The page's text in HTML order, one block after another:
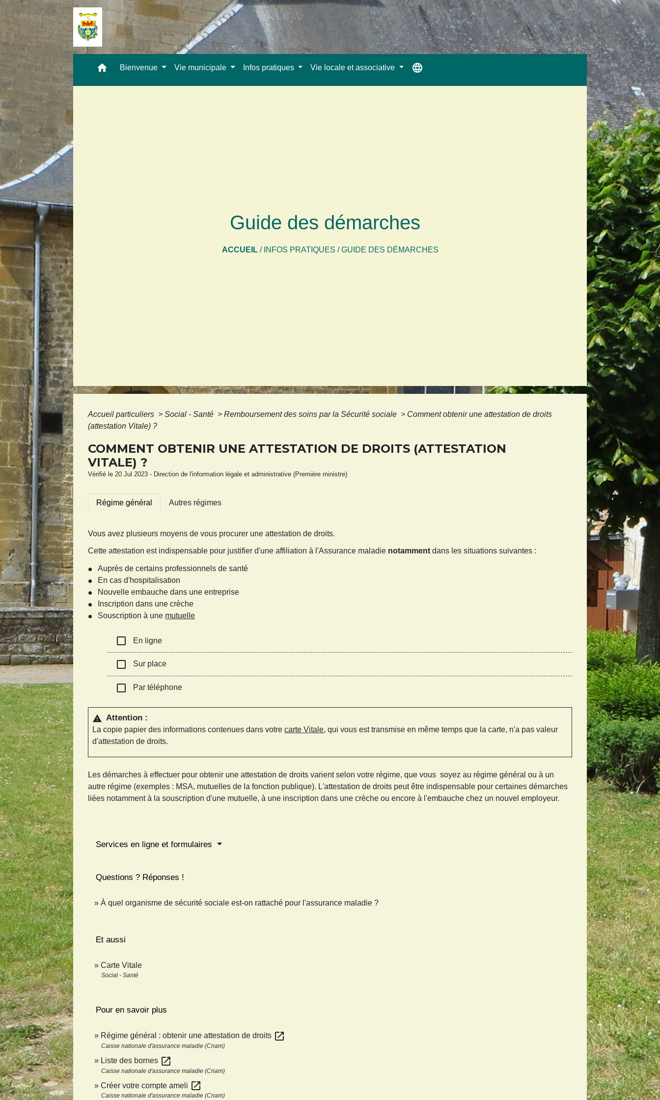
home Bienvenue Vie municipale Infos pratiques Vie locale et associative language
Guide des démarches
ACCUEIL/ INFOS PRATIQUES /GUIDE DES DÉMARCHES
Accueil particuliers > Social - Santé > Remboursement des soins par la Sécurité sociale > Comment obtenir une attestation de droits
(attestation Vitale) ?
COMMENT OBTENIR UNE ATTESTATION DE DROITS (ATTESTATION
VITALE) ?
Vérifié le 20 Jul 2023 - Direction de l'information légale et administrative (Première ministre)
Régime général Autres régimes
Vous avez plusieurs moyens de vous procurer une attestation de droits.
Cette attestation est indispensable pour justifier d'une affiliation à l'Assurance maladie notamment dans les situations suivantes :
Auprès de certains professionnels de santé
En cas d'hospitalisation
Nouvelle embauche dans une entreprise
Inscription dans une crèche
Souscription à une mutuelle
check_box_outline_blank En ligne
check_box_outline_blank Sur place
check_box_outline_blank Par téléphone
warning Attention :
La copie papier des informations contenues dans votrecarte Vitale, qui vous est transmise en même temps que la carte, n'a pas valeur
d'attestation de droits.
Les démarches à effectuer pour obtenir une attestation de droits varient selon votre régime, que vous soyez au régime général ou à un
autre régime (exemples : MSA, mutuelles de la fonction publique). L'attestation de droits peut être indispensable pour certaines démarches
liées notamment à la souscription d'une mutuelle, à une inscription dans une crèche ou encore à l'embauche chez un nouvel employeur.
Services en ligne et formulaires
Questions ? Réponses !
À quel organisme de sécurité sociale est-on rattaché pour l'assurance maladie ?
Et aussi
Carte Vitale
Social - Santé
Pour en savoir plus
Régime général : obtenir une attestation de droits open_in_new
Caisse nationale d'assurance maladie (Cnam)
Liste des bornes open_in_new
Caisse nationale d'assurance maladie (Cnam)
Créer votre compte ameli open_in_new
Caisse nationale d'assurance maladie (Cnam)